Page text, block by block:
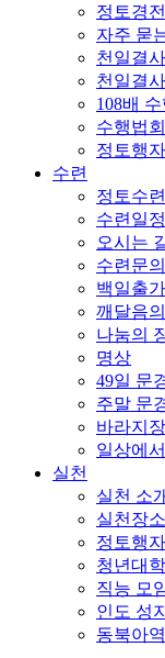
정토경
자주 묻
천일결
천일결
108배 수
수행법회
정토행
수련
정토수
수련일
오시는
수련문의
백일출가
깨달음
나눔의
명상
49일 문
주말 문
바라지장
일상에
실천
실천 소
실천장
정토행
청년대
직능 모
인도 성
동북아